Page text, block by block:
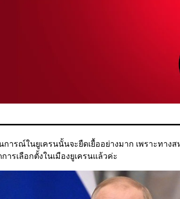
การณ์ในยูเครนนั้นจะยืดเยื้ออย่างมาก เพราะทาง
ารเลือกตั้งในเมืองยูเครนแล้วค่ะ